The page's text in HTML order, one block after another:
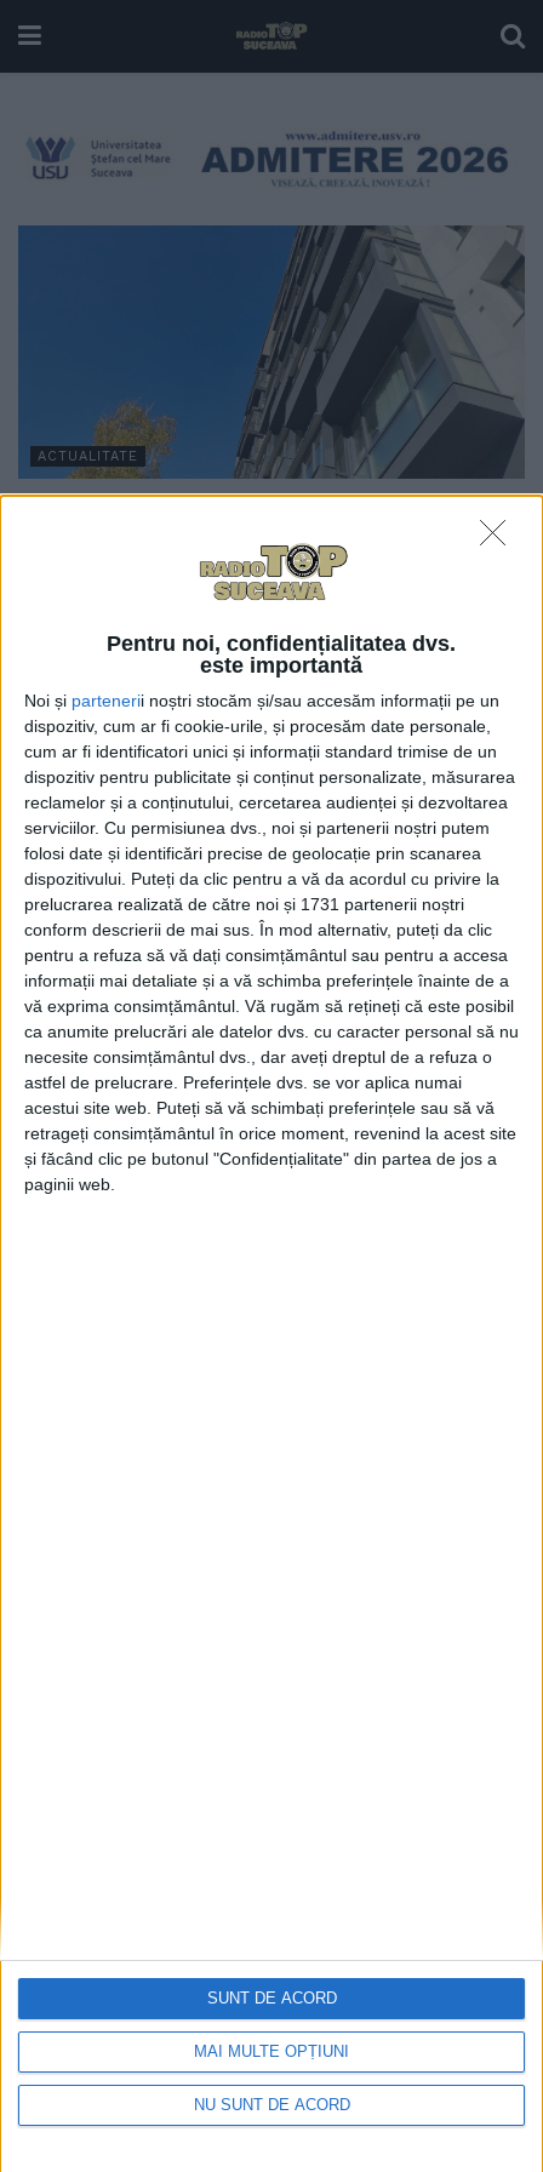
Pentru noi, confidențialitatea dvs.
este importantă
Noi și partenerii noștri stocăm și/sau accesăm informații pe un
dispozitiv, cum ar fi cookie-urile, și procesăm date personale,
cum ar fi identificatori unici și informații standard trimise de un
dispozitiv pentru publicitate și conținut personalizate, măsurarea
reclamelor și a conținutului, cercetarea audienței și dezvoltarea
serviciilor. Cu permisiunea dvs., noi și partenerii noștri putem
folosi date și identificări precise de geolocație prin scanarea
dispozitivului. Puteți da clic pentru a vă da acordul cu privire la
prelucrarea realizată de către noi și 1731 partenerii noștri
conform descrierii de mai sus. În mod alternativ, puteți da clic
pentru a refuza să vă dați consimțământul sau pentru a accesa
informații mai detaliate și a vă schimba preferințele înainte de a
vă exprima consimțământul. Vă rugăm să rețineți că este posibil
ca anumite prelucrări ale datelor dvs. cu caracter personal să nu
necesite consimțământul dvs., dar aveți dreptul de a refuza o
astfel de prelucrare. Preferințele dvs. se vor aplica numai
acestui site web. Puteți să vă schimbați preferințele sau să vă
retrageți consimțământul în orice moment, revenind la acest site
și făcând clic pe butonul "Confidențialitate" din partea de jos a
paginii web.
MAI MULTE OPȚIUNI
NU SUNT DE ACORD
SUNT DE ACORD
ACTUALITATE
Renovarea energetică a blocului lamă
din ”Areni”, încheiată. Lucian
Harșovschi, ironie la adresa actualilor
am făcut partea grea, ei au înlăturat
plăcuța cu ”Atenție, cade tencuiala!”
6 AUGUST, 2026
TABLETA ZILEI
Unii cu munca, Vasile
Rîmbu cu lauda. Campania
de imagine a primarului
continuă
6 AUGUST, 2026
Asfaltarea DJ 178A dintre